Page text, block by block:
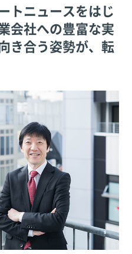
トニュースをはじ
会社への豊富な実
き合う姿勢が、転